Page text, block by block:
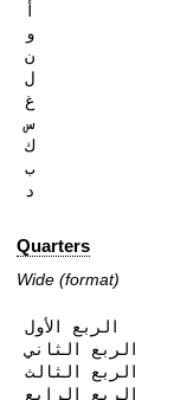
أ
و
ن
ل
غ
س
ك
ب
د
Quarters
Wide (format)
الربع الأول
الربع الثاني
الربع الثالث
الربع الرابع